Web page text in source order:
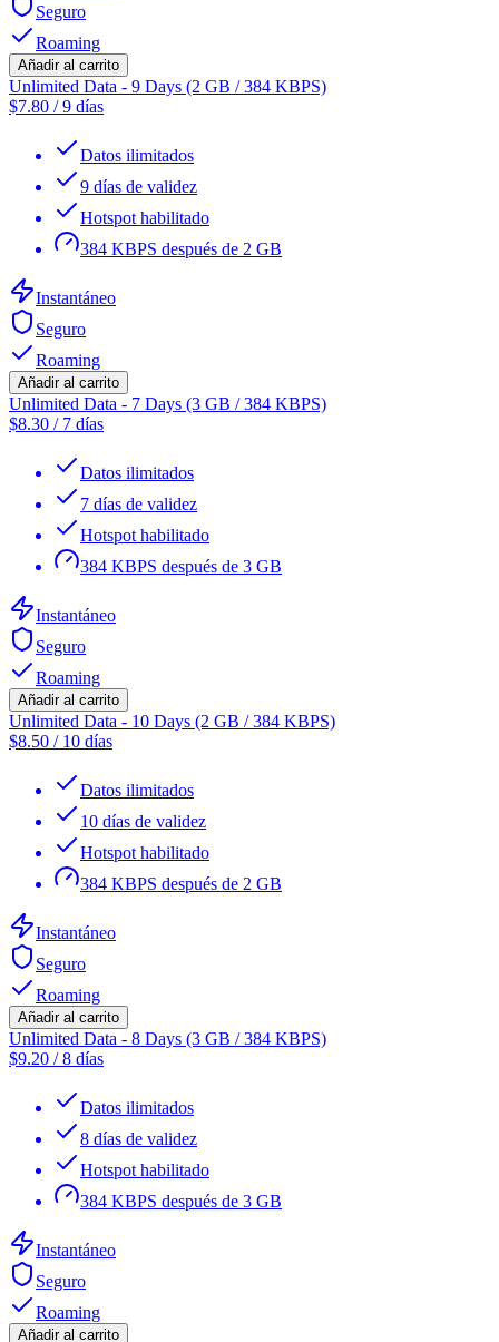
Seguro
Roaming
Añadir al carrito
Unlimited Data - 9 Days (2 GB / 384 KBPS)
$7.80 /9 días
Datos ilimitados
9 días de validez
Hotspot habilitado
384 KBPS después de 2 GB
Instantáneo
Seguro
Roaming
Añadir al carrito
Unlimited Data - 7 Days (3 GB / 384 KBPS)
$8.30 / 7 días
Datos ilimitados
7 días de validez
Hotspot habilitado
384 KBPS después de 3 GB
Instantáneo
Seguro
Roaming
Añadir al carrito
Unlimited Data - 10 Days (2 GB / 384 KBPS)
$8.50 / 10 días
Datos ilimitados
10 días de validez
Hotspot habilitado
384 KBPS después de 2 GB
Instantáneo
Seguro
Roaming
Añadir al carrito
Unlimited Data - 8 Days (3 GB / 384 KBPS)
$9.20 /8 días
Datos ilimitados
8 días de validez
Hotspot habilitado
384 KBPS después de 3 GB
Instantáneo
Seguro
Roaming
Añadir al carrito